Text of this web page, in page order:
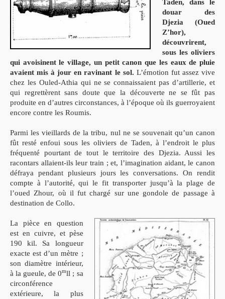
Taden, dans le
douar des
Djezia (Oued
Z’hor),
découvrirent,
sous les oliviers
qui avoisinent le village, un petit canon que les eaux de pluie
avaient mis à jour en ravinant le sol. L’émotion fut assez vive
chez les Ouled-Athia qui ne se connaissaient pas d’artillerie, et
qui regrettèrent sans doute que la découverte ne se fût pas
produite en d’autres circonstances, à l’époque où ils guerroyaient
encore contre les Roumis.
Parmi les vieillards de la tribu, nul ne se souvenait qu’un canon
fût resté enfoui sous les oliviers de Taden, à l’endroit le plus
fréquenté pourtant de tout le territoire des Djezia. Aussi les
racontars allaient-ils leur train ; et, l’imagination aidant, le canon
défraya pendant plusieurs jours les conversations. On rendit
compte à l’autorité, qui le fit transporter jusqu’à la plage de
l’oued Zhour, où il fut chargé sur une gondole de passage à
destination de Collo.
La pièce en question
est en cuivre, et pèse
190 kil. Sa longueur
exacte est d’un mètre ;
son diamètre intérieur,
à la gueule, de 0mll ; sa
circonférence
extérieure, la plus